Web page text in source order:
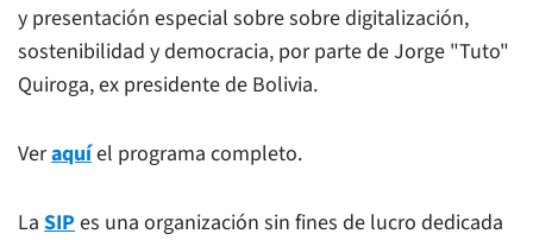
y presentación especial sobre sobre digitalización,
sostenibilidad y democracia, por parte de Jorge "Tuto"
Quiroga, ex presidente de Bolivia.
Veraquíel programa completo.
La SIPes una organización sin fines de lucro dedicada